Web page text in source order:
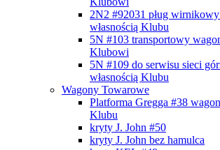
2N2 #92031 pług wirnikowy
własnością Klubu
5N #103 transportowy
Klubowi
5N #109 do serwisu sieci
własnością Klubu
Wagony Towarowe
Platforma Gregga #38
Klubu
kryty J. John #50
kryty J. John bez hamulca